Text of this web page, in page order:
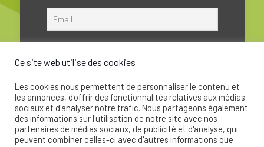
Ce site web utilise des cookies
Les cookies nous permettent de personnaliser le contenu et
les annonces, d'offrir des fonctionnalités relatives aux médias
sociaux et d'analyser notre trafic. Nous partageons également
des informations sur l'utilisation de notre site avec nos
partenaires de médias sociaux, de publicité et d'analyse, qui
peuvent combiner celles-ci avec d'autres informations que